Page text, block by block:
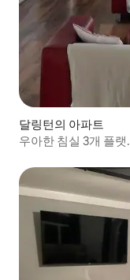
달링턴의 아파트
우아한 침실 3개 플랫.